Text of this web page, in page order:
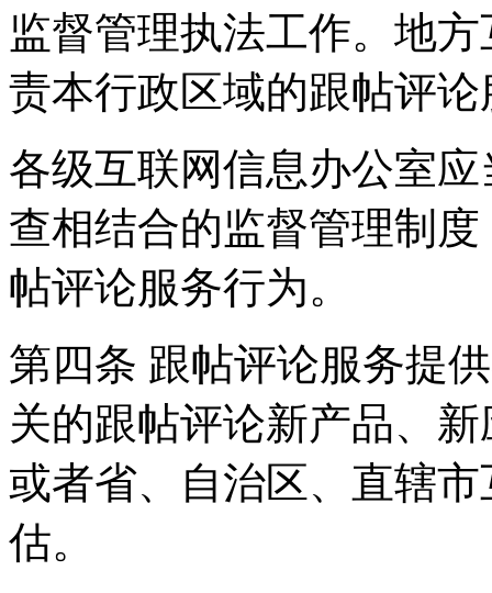
监督管理执法工作。地
责本行政区域的跟帖评
各级互联网信息办公室
查相结合的监督管理制
帖评论服务行为。
第四条 跟帖评论服务提
关的跟帖评论新产品、
或者省、自治区、直辖
估。